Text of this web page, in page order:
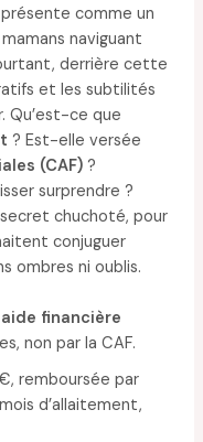
comme un
naviguant
derrière cette
et les subtilités
Qu’est-ce que
? Est-elle versée
(CAF)?
surprendre ?
chuchoté, pour
conjuguer
ombres ni oublis.
aide financière
non par la CAF.
remboursée par
d’allaitement,